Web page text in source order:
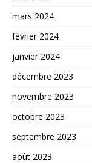
mars 2024
février 2024
janvier 2024
décembre 2023
novembre 2023
octobre 2023
septembre 2023
août 2023